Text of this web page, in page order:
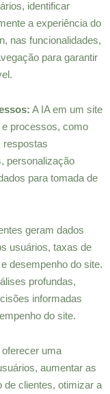
identificar
a experiência do
nas funcionalidades,
para garantir
A IA em um site
e processos, como
respostas
personalização
para tomada de
geram dados
usuários, taxas de
desempenho do site.
profundas,
informadas
do site.
uma
aumentar as
de clientes, otimizar a